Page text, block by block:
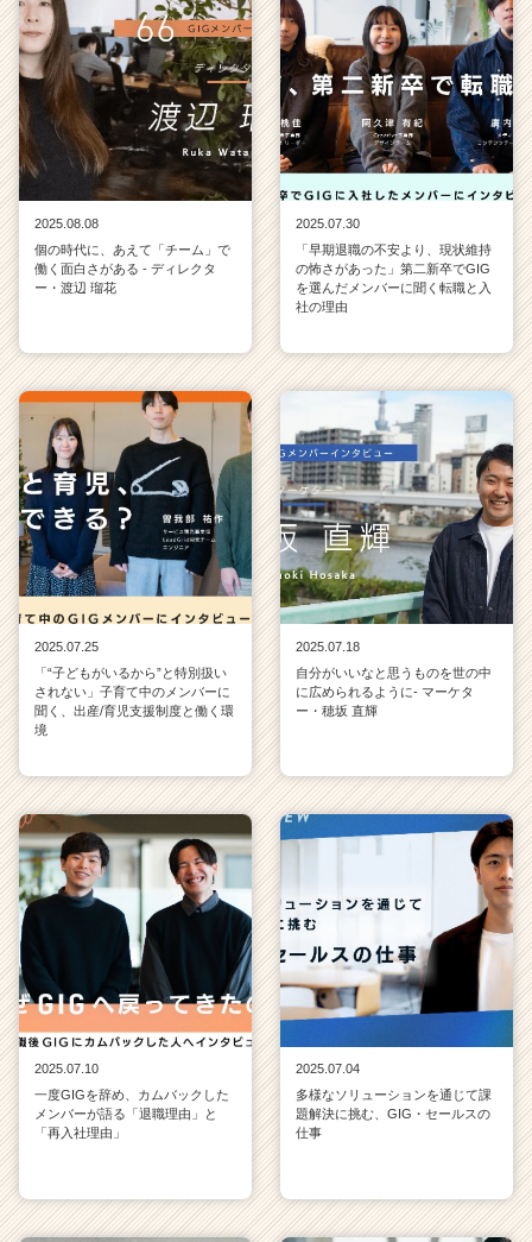
2025.08.08
個の時代に、あえて「チーム」で
働く面白さがある - ディレクタ
ー・渡辺 瑠花
2025.07.30
「早期退職の不安より、現状維持
の怖さがあった」第二新卒でGIG
を選んだメンバーに聞く転職と入
社の理由
2025.07.25
「“子どもがいるから”と特別扱い
されない」子育て中のメンバーに
聞く、出産/育児支援制度と働く環
境
2025.07.18
自分がいいなと思うものを世の中
に広められるように- マーケタ
ー・穂坂 直輝
2025.07.10
一度GIGを辞め、カムバックした
メンバーが語る「退職理由」と
「再入社理由」
2025.07.04
多様なソリューションを通じて課
題解決に挑む、GIG・セールスの
仕事